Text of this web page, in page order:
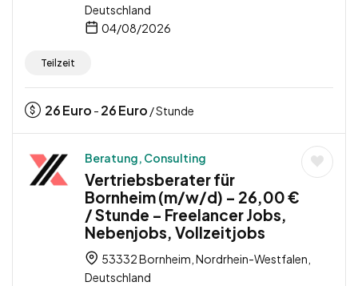
Deutschland
04/08/2026
Teilzeit
26Euro - 26Euro / Stunde
Beratung, Consulting
Vertriebsberater für
Bornheim (m/w/d) – 26,00 €
/ Stunde – Freelancer Jobs,
Nebenjobs, Vollzeitjobs
53332 Bornheim, Nordrhein-Westfalen,
Deutschland